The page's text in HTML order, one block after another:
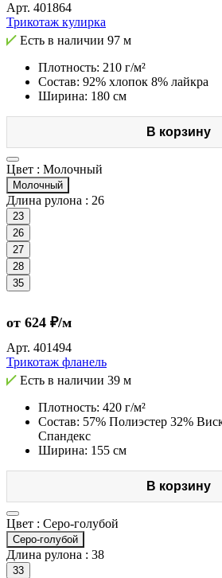
Арт. 401864
Трикотаж кулирка
Есть в наличии 97 м
Плотность: 210 г/м²
Состав: 92% хлопок 8% лайкра
Ширина: 180 см
В корзину
Цвет : Молочный
Молочный
Длина рулона : 26
23
26
27
28
35
от 624 ₽/м
Арт. 401494
Трикотаж фланель
Есть в наличии 39 м
Плотность: 420 г/м²
Состав: 57% Полиэстер 32%
Спандекс
Ширина: 155 см
В корзину
Цвет : Серо-голубой
Серо-голубой
Длина рулона : 38
33